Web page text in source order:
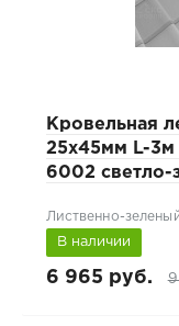
Кровельная
25х45мм L-3м
6002 светло-
Лиственно-
В наличии
6 965 руб. 9